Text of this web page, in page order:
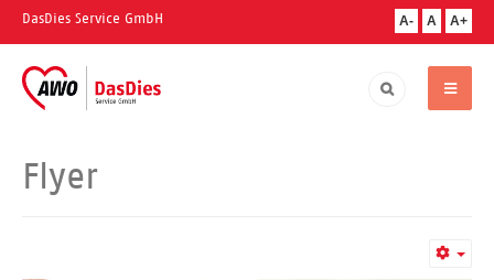
DasDies Service GmbH A- A A+
Flyer